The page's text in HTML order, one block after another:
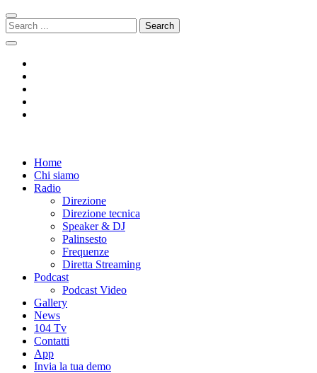
Skip
to
navigation
Skip
to
content
Search
for:
Radio 104
Like It !Home
Chi siamo
Radio
Direzione
Direzione tecnica
Speaker & DJ
Palinsesto
Frequenze
Diretta Streaming
Podcast
Podcast Video
Gallery
News
104 Tv
Contatti
App
Invia la tua demo